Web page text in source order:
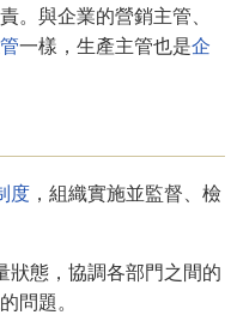
。與企業的營銷主管、
一樣，生產主管也是企
度 ，組織實施並監督、檢
狀態，協調各部門之間的
問題。